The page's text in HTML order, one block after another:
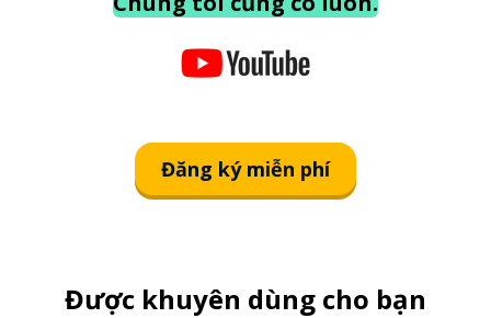
Đăng ký miễn phí
Được khuyên dùng cho bạn